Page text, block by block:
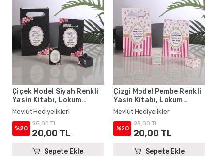
Çiçek Model Siyah Renkli
Yasin Kitabı, Lokum
Kutusu, Magnet ve
Karton Çanta - Mevlüt
Hediyelikleri
Mevlüt Hediyelikleri
%20
25,00 TL
20,00 TL
Sepete Ekle
Çizgi Model Pembe Renkli
Yasin Kitabı, Lokum
Kutusu, Magnet ve
Karton Çanta - Mevlüt
Hediyelikleri
Mevlüt Hediyelikleri
%20
25,00 TL
20,00 TL
Sepete Ekle